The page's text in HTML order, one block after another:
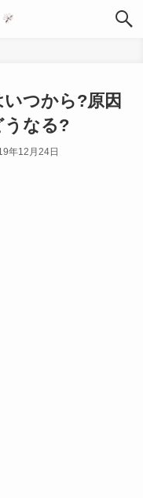
つから?原因
うなる?
年12月24日